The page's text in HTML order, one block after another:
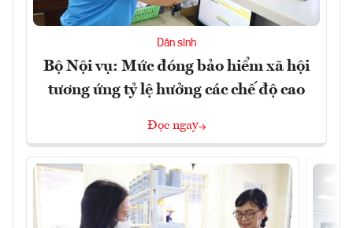
Dân sinh
Bộ Nội vụ: Mức đóng bảo hiểm xã hội
tương ứng tỷ lệ hưởng các chế độ cao
Đọc ngay